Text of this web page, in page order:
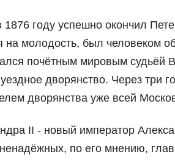
году успешно окончил
на молодость, был человеком
почётным мировым судьёй
дворянство. Через три
дворянства уже всей
II - новый император
по его мнению, глав